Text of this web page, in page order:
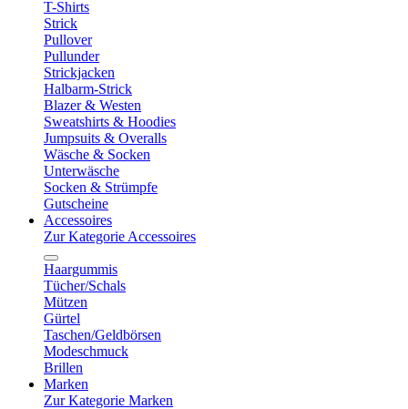
T-Shirts
Strick
Pullover
Pullunder
Strickjacken
Halbarm-Strick
Blazer & Westen
Sweatshirts & Hoodies
Jumpsuits & Overalls
Wäsche & Socken
Unterwäsche
Socken & Strümpfe
Gutscheine
Accessoires
Zur Kategorie Accessoires
Haargummis
Tücher/Schals
Mützen
Gürtel
Taschen/Geldbörsen
Modeschmuck
Brillen
Marken
Zur Kategorie Marken